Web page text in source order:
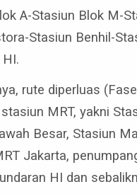
A-Stasiun Blok M-
Stasiun Benhil-
rute diperluas
MRT, yakni
Besar, Stasiun
Jakarta,
HI dan